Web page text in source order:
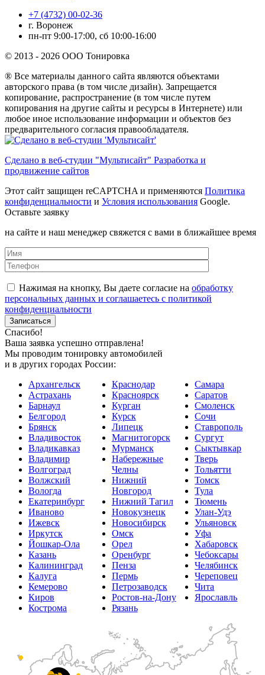
+7 (4732) 00-02-36
г. Воронеж
пн-пт 9:00-17:00, сб 10:00-16:00
© 2013 - 2026 ООО Тонировка
® Все материалы данного сайта являются объектами
авторского права (в том числе дизайн). Запрещается
копирование, распространение (в том числе путем
копирования на другие сайты и ресурсы в Интернете) или
любое иное использование информации и объектов без
предварительного согласия правообладателя.
Сделано в веб-студии "Мультисайт" Разработка и
продвижение сайтов
Этот сайт защищен reCAPTCHA и применяются Политика
конфиденциальности и Условия использования Google.
Оставьте заявку
на сайте и наш менеджер свяжется с вами в ближайшее время
Нажимая на кнопку, Вы даете согласие на обработку
персональных данных и соглашаетесь с политикой
конфиденциальности
Спасибо!
Ваша заявка успешно отправлена!
Мы проводим тонировку автомобилей
и в других городах России:
Архангельск
Астрахань
Барнаул
Белгород
Брянск
Владивосток
Владикавказ
Владимир
Волгоград
Волжский
Вологда
Екатеринбург
Иваново
Ижевск
Иркутск
Йошкар-Ола
Казань
Калининград
Калуга
Кемерово
Киров
Кострома
Краснодар
Красноярск
Курган
Курск
Липецк
Магнитогорск
Мурманск
Набережные
Челны
Нижний
Новгород
Нижний Тагил
Новокузнецк
Новосибирск
Омск
Орел
Оренбург
Пенза
Пермь
Петрозаводск
Ростов-на-Дону
Рязань
Самара
Саратов
Смоленск
Сочи
Ставрополь
Сургут
Сыктывкар
Тверь
Тольятти
Томск
Тула
Тюмень
Улан-Удэ
Ульяновск
Уфа
Хабаровск
Чебоксары
Челябинск
Череповец
Чита
Ярославль